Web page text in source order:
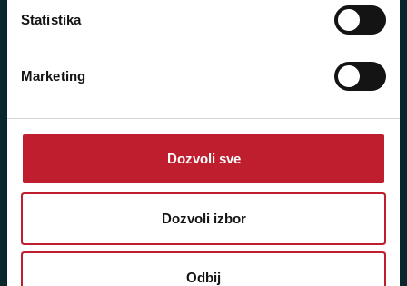
Statistika
Marketing
Dozvoli sve
Dozvoli izbor
Odbij
Subota: 10:00 - 17:00
Novi Beograd - Milutina Milankovića 120D
Telefoni:
+381 11 7777 270